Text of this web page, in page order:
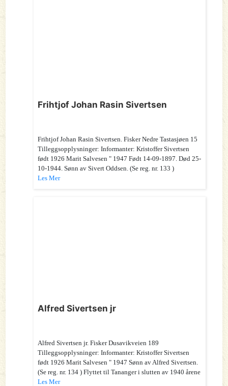
Frihtjof Johan Rasin Sivertsen
Frihtjof Johan Rasin Sivertsen. Fisker Nedre Tastasjøen 15
Tilleggsopplysninger: Informanter: Kristoffer Sivertsen
født 1926 Marit Salvesen " 1947 Født 14-09-1897. Død 25-
10-1944. Sønn av Sivert Oddsen. (Se reg. nr. 133 )
Les Mer
Alfred Sivertsen jr
Alfred Sivertsen jr. Fisker Dusavikveien 189
Tilleggsopplysninger: Informanter: Kristoffer Sivertsen
født 1926 Marit Salvesen " 1947 Sønn av Alfred Sivertsen.
(Se reg. nr. 134 ) Flyttet til Tananger i slutten av 1940 årene
Les Mer